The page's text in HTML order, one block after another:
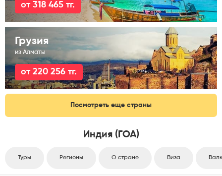
от 318 465 тг.
Грузия
из Алматы
от 220 256 тг.
Посмотреть еще страны
Индия (ГОА)
Туры Регионы О стране Виза